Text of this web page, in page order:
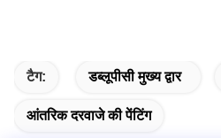
टैग: डब्लूपीसी मुख्य द्वार
आंतरिक दरवाजे की पेंटिंग